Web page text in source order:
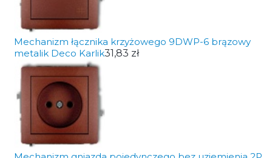
Mechanizm łącznika krzyżowego 9DWP-6 brązowy
metalik Deco Karlik31,83 zł